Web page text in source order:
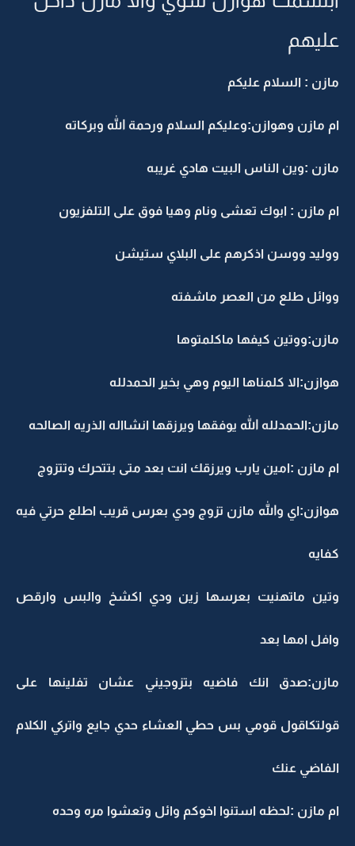
عليهم
مازن : السلام عليكم
ام مازن وهوازن:وعليكم السلام ورحمة الله وبركاته
مازن :وين الناس البيت هادي غريبه
ام مازن : ابوك تعشى ونام وهيا فوق على التلفزيون
ووليد ووسن اذكرهم على البلاي ستيشن
ووائل طلع من العصر ماشفته
مازن:ووتين كيفها ماكلمتوها
هوازن:الا كلمناها اليوم وهي بخير الحمدلله
مازن:الحمدلله الله يوفقها ويرزقها انشااله الذريه الصالحه
ام مازن :امين يارب ويرزقك انت بعد متى بتتحرك وتتزوج
هوازن:اي والله مازن تزوج ودي بعرس قريب اطلع حرتي فيه
كفايه
وتين ماتهنيت بعرسها زين ودي اكشخ والبس وارقص
وافل امها بعد
مازن:صدق انك فاضيه بتزوجيني عشان تفلينها على
قولتكاقول قومي بس حطي العشاء حدي جايع واتركي الكلام
الفاضي عنك
ام مازن :لحظه استنوا اخوكم وائل وتعشوا مره وحده